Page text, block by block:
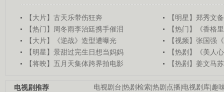
【大片】古天乐带伤狂奔
【明星】郑秀文
【热门】周冬雨李治廷携手催泪
【热门】《香格
【大片】《逆战》造型遭曝光
【视频】张国强
【明星】景甜过完生日想当妈妈
【热剧】《美人
【将映】五月天集体跨界拍电影
【热剧】姜文马
电视剧台|热剧检索|热剧点播|电视剧库|趣
电视剧推荐